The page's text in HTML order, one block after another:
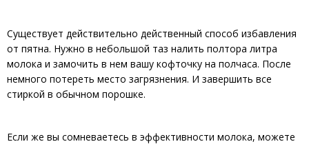
Существует действительно действенный способ избавления
от пятна. Нужно в небольшой таз налить полтора литра
молока и замочить в нем вашу кофточку на полчаса. После
немного потереть место загрязнения. И завершить все
стиркой в обычном порошке.
Если же вы сомневаетесь в эффективности молока, можете